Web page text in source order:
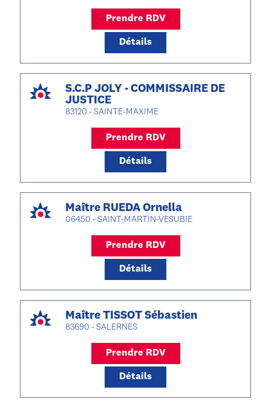
Prendre RDV
Détails
S.C.P JOLY - COMMISSAIRE DE
JUSTICE
83120 - SAINTE-MAXIME
Prendre RDV
Détails
Maître RUEDA Ornella
06450 - SAINT-MARTIN-VESUBIE
Prendre RDV
Détails
Maître TISSOT Sébastien
83690 - SALERNES
Prendre RDV
Détails